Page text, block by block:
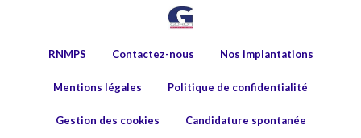
RNMPS Contactez-nous Nos implantations
Mentions légales Politique de confidentialité
Gestion des cookies Candidature spontanée